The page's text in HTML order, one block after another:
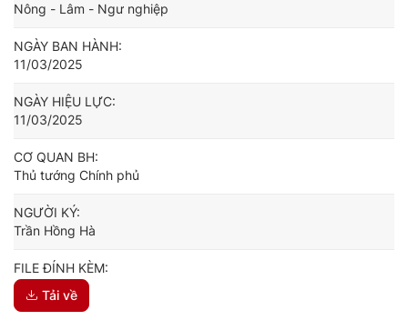
Nông - Lâm - Ngư nghiệp
NGÀY BAN HÀNH:
11/03/2025
NGÀY HIỆU LỰC:
11/03/2025
CƠ QUAN BH:
Thủ tướng Chính phủ
NGƯỜI KÝ:
Trần Hồng Hà
FILE ĐÍNH KÈM:
Tải về